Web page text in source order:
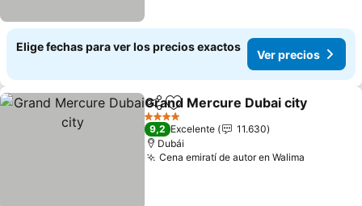
Elige fechas para ver los precios exactos
Ver precios
CompartirAgregar a favoritos
Grand Mercure Dubai city
4 Estrellas
9,2 Excelente
11.630
Dubái
Cena emiratí de autor en Walima